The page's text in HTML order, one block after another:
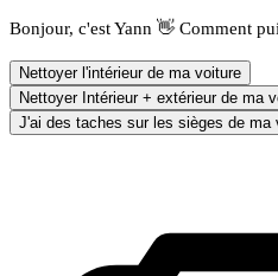
Bonjour, c'est Yann 👋 Comment
Nettoyer l'intérieur de ma voiture
Nettoyer Intérieur + extérieur de ma
J'ai des taches sur les sièges de ma